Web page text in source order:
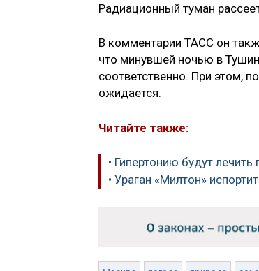
Радиационный туман
В комментарии ТАСС он
что минувшей ночью в
соответственно. При этом,
ожидается.
Читайте также:
• Гипертонию будут
• Ураган «Милтон»